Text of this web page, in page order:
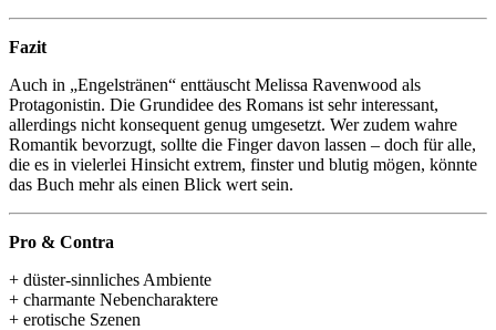
Fazit
Auch in „Engelstränen“ enttäuscht Melissa Ravenwood als
Protagonistin. Die Grundidee des Romans ist sehr interessant,
allerdings nicht konsequent genug umgesetzt. Wer zudem wahre
Romantik bevorzugt, sollte die Finger davon lassen – doch für alle,
die es in vielerlei Hinsicht extrem, finster und blutig mögen, könnte
das Buch mehr als einen Blick wert sein.
Pro & Contra
+ düster-sinnliches Ambiente
+ charmante Nebencharaktere
+ erotische Szenen